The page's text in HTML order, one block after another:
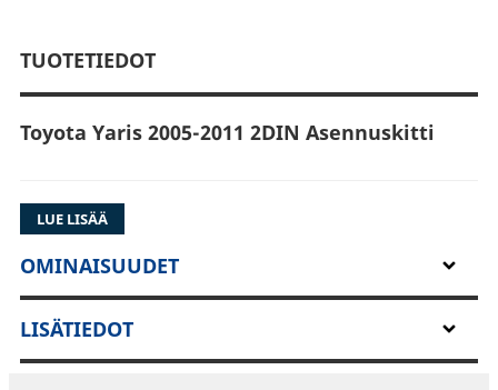
TUOTETIEDOT
Toyota Yaris 2005-2011 2DIN Asennuskitti
Tällä sarjalla saat asennettua autoosi 2-DIN
soittimen. Sarja sisältää myös
rattikaukosäädinadapterin, jolla autosi
alkuperäiset rattipainikkeet toimivat
jälkiasennussoittimen kanssa (varmista tämä
toiminto soittimesi ominaisuuksista).
LUE LISÄÄ
OMINAISUUDET
LISÄTIEDOT